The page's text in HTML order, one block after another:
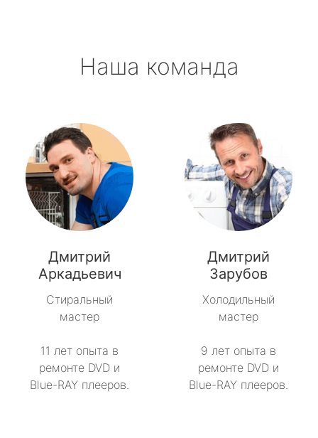
Наша команда
Дмитрий
Аркадьевич
Стиральный
мастер
11 лет опыта в
ремонте DVD и
Blue-RAY плееров.
Дмитрий
Зарубов
Холодильный
мастер
9 лет опыта в
ремонте DVD и
Blue-RAY плееров.